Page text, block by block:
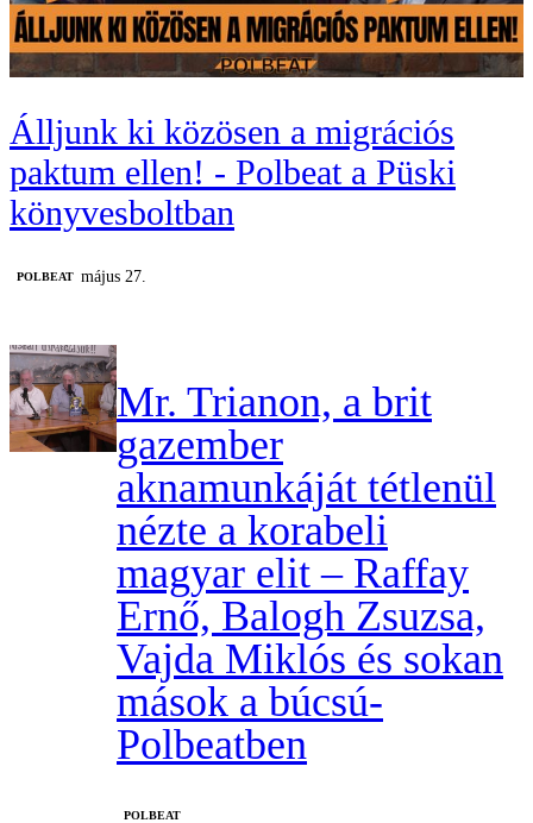
Álljunk ki közösen a migrációs
paktum ellen! - Polbeat a Püski
könyvesboltban
‎POLBEAT május 27.
Mr. Trianon, a brit
gazember
aknamunkáját tétlenül
nézte a korabeli
magyar elit – Raffay
Ernő, Balogh Zsuzsa,
Vajda Miklós és sokan
mások a búcsú-
Polbeatben
‎POLBEAT